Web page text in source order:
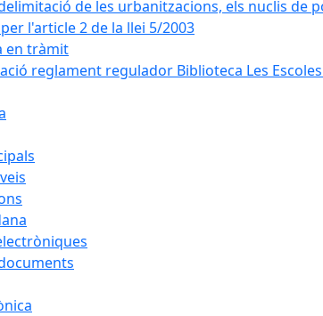
de les urbanitzacions, els nuclis de
l'article 2 de la llei 5/2003
en tràmit
reglament regulador Biblioteca Les